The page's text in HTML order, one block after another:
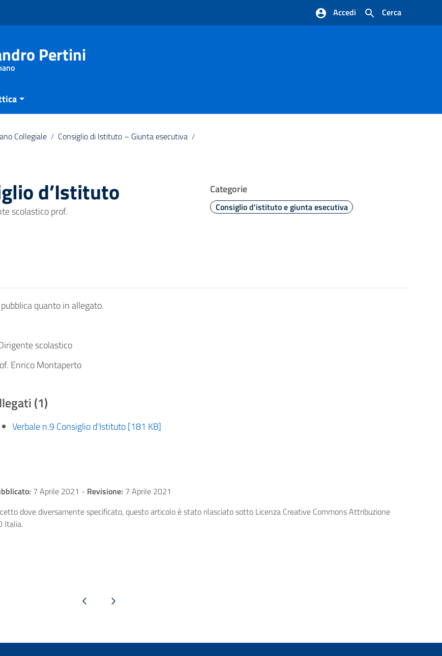
Cerca
Accedi
Pertini
Collegiale / Consiglio di Istituto – Giunta esecutiva /
d’Istituto
scolastico prof.
Categorie
Consiglio d'istituto e giunta esecutiva
quanto in allegato.
scolastico
Enrico Montaperto
(1)
Verbale n.9 Consiglio d'Istituto [181 KB]
7 Aprile 2021 - Revisione: 7 Aprile 2021
dove diversamente specificato, questo articolo è stato rilasciato sotto Licenza Creative Commons Attribuzione
Italia.
Pagina precedentePagina successiva